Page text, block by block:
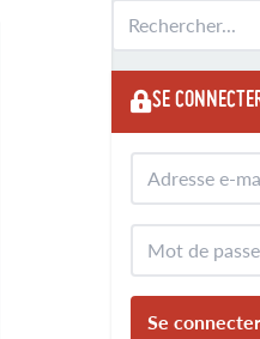
SE
Se connecter